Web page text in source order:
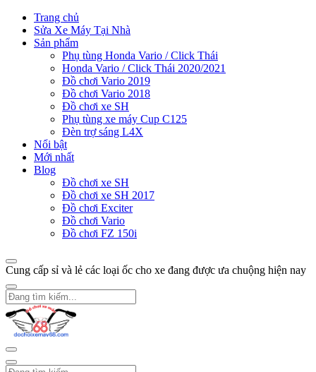
Trang chủ
Sửa Xe Máy Tại Nhà
Sản phẩm
Phụ tùng Honda Vario / Click Thái
Honda Vario / Click Thái 2020/2021
Đồ chơi Vario 2019
Đồ chơi Vario 2018
Đồ chơi xe SH
Phụ tùng xe máy Cup C125
Đèn trợ sáng L4X
Nổi bật
Mới nhất
Blog
Đồ chơi xe SH
Đồ chơi xe SH 2017
Đồ chơi Exciter
Đồ chơi Vario
Đồ chơi FZ 150i
Cung cấp sỉ và lẻ các loại ốc cho xe đang được ưa chuộng hiện nay